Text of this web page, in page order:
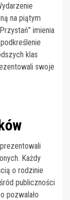
na piątym
imienia
klas
swoje
Każdy
o rodzinie
publiczności
pozwalało